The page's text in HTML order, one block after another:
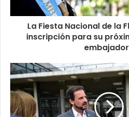
La Fiesta Nacional de la
inscripción para su